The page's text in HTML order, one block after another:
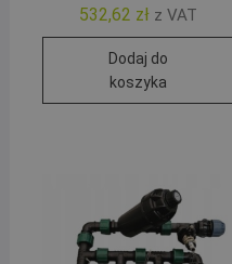
532,62 zł z VAT
Dodaj do
koszyka